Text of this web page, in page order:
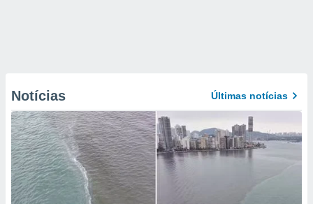
Notícias Últimas notícias